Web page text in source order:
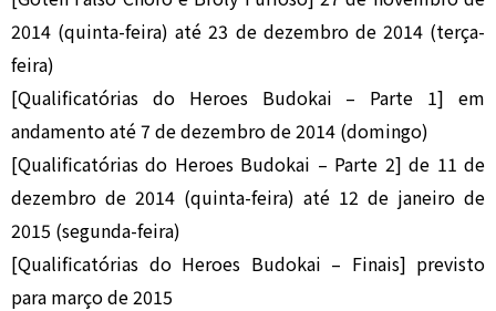
2014 (quinta-feira) até 23 de dezembro de 2014 (terça-
feira)
[Qualificatórias do Heroes Budokai – Parte 1] em
andamento até 7 de dezembro de 2014 (domingo)
[Qualificatórias do Heroes Budokai – Parte 2] de 11 de
dezembro de 2014 (quinta-feira) até 12 de janeiro de
2015 (segunda-feira)
[Qualificatórias do Heroes Budokai – Finais] previsto
para março de 2015